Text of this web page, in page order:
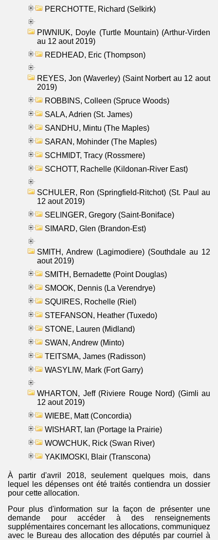
PERCHOTTE, Richard (Selkirk)
PIWNIUK, Doyle (Turtle Mountain) (Arthur-Virden
au 12 aout 2019)
REDHEAD, Eric (Thompson)
REYES, Jon (Waverley) (Saint Norbert au 12 aout
2019)
ROBBINS, Colleen (Spruce Woods)
SALA, Adrien (St. James)
SANDHU, Mintu (The Maples)
SARAN, Mohinder (The Maples)
SCHMIDT, Tracy (Rossmere)
SCHOTT, Rachelle (Kildonan-River East)
SCHULER, Ron (Springfield-Ritchot) (St. Paul au
12 aout 2019)
SELINGER, Gregory (Saint-Boniface)
SIMARD, Glen (Brandon-Est)
SMITH, Andrew (Lagimodiere) (Southdale au 12
aout 2019)
SMITH, Bernadette (Point Douglas)
SMOOK, Dennis (La Verendrye)
SQUIRES, Rochelle (Riel)
STEFANSON, Heather (Tuxedo)
STONE, Lauren (Midland)
SWAN, Andrew (Minto)
TEITSMA, James (Radisson)
WASYLIW, Mark (Fort Garry)
WHARTON, Jeff (Riviere Rouge Nord) (Gimli au
12 aout 2019)
WIEBE, Matt (Concordia)
WISHART, Ian (Portage la Prairie)
WOWCHUK, Rick (Swan River)
YAKIMOSKI, Blair (Transcona)
À partir d'avril 2018, seulement quelques mois, dans
lequel les dépenses ont été traités contiendra un dossier
pour cette allocation.
Pour plus d'information sur la façon de présenter une
demande pour accéder à des renseignements
supplémentaires concernant les allocations, communiquez
avec le Bureau des allocation des députés par courriel à